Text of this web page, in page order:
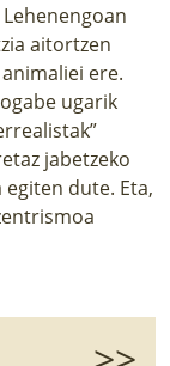
aitortzen
ere.
ugarik
jabetzeko
dute. Eta,